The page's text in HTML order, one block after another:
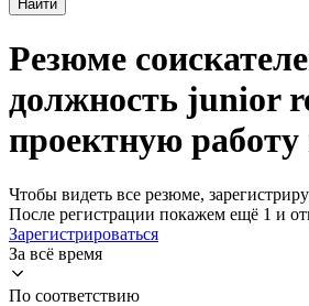
Найти
Резюме
должность junior
проектную работу
Чтобы видеть все резюме,
После регистрации покажем ещё 1 и
Зарегистрироваться
За всё время
По соответствию